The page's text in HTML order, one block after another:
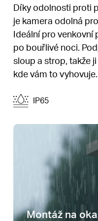
Díky odolnosti proti
je kamera odolná
Ideální pro venkovní
po bouřlivé noci.
sloup a strop, takže
kde vám to vyhovuje.
IP65
Montáž na